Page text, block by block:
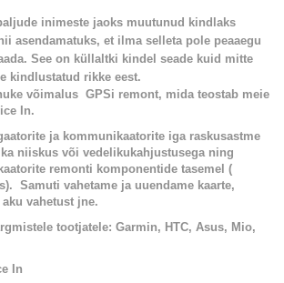
inimeste jaoks muutunud kindlaks
asendamatuks, et ilma selleta pole peaaegu
See on küllaltki kindel seade kuid mitte
kindlustatud rikke eest.
võimalus GPSi remont, mida teostab meie
In.
ja kommunikaatorite iga raskusastme
niiskus või vedelikukahjustusega ning
remonti komponentide tasemel (
Samuti vahetame ja uuendame kaarte,
vahetust jne.
tootjatele: Garmin, HTC, Asus, Mio,
In